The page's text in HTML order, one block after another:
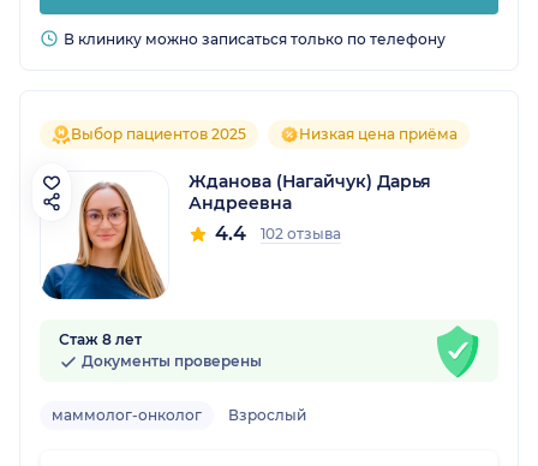
В клинику можно записаться только по телефону
Выбор пациентов 2025 Низкая цена приёма
Жданова (Нагайчук) Дарья
Андреевна
4.4 102 отзыва
Стаж 8 лет
Документы проверены
маммолог-онколог Взрослый